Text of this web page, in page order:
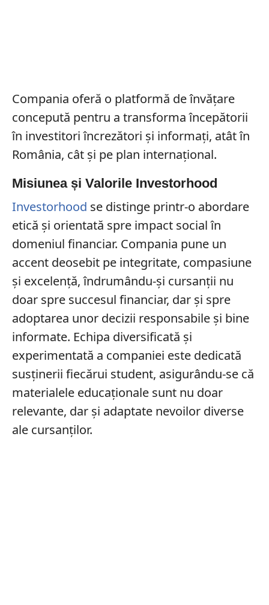
Compania oferă o platformă de învățare
concepută pentru a transforma începătorii
în investitori încrezători și informați, atât în
România, cât și pe plan internațional.
Misiunea și Valorile Investorhood
Investorhood se distinge printr-o abordare
etică și orientată spre impact social în
domeniul financiar. Compania pune un
accent deosebit pe integritate, compasiune
și excelență, îndrumându-și cursanții nu
doar spre succesul financiar, dar și spre
adoptarea unor decizii responsabile și bine
informate. Echipa diversificată și
experimentată a companiei este dedicată
susținerii fiecărui student, asigurându-se că
materialele educaționale sunt nu doar
relevante, dar și adaptate nevoilor diverse
ale cursanților.